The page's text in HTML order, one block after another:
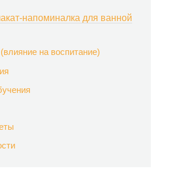
напоминалка для ванной
на воспитание)